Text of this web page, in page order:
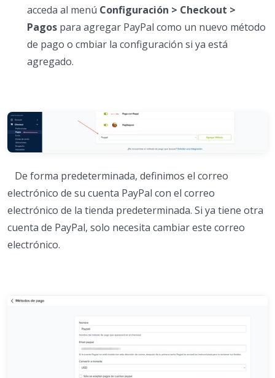
acceda al menú Configuración > Checkout >
Pagos para agregar PayPal como un nuevo método
de pago o cmbiar la configuración si ya está
agregado.
De forma predeterminada, definimos el correo
electrónico de su cuenta PayPal con el correo
electrónico de la tienda predeterminada. Si ya tiene otra
cuenta de PayPal, solo necesita cambiar este correo
electrónico.